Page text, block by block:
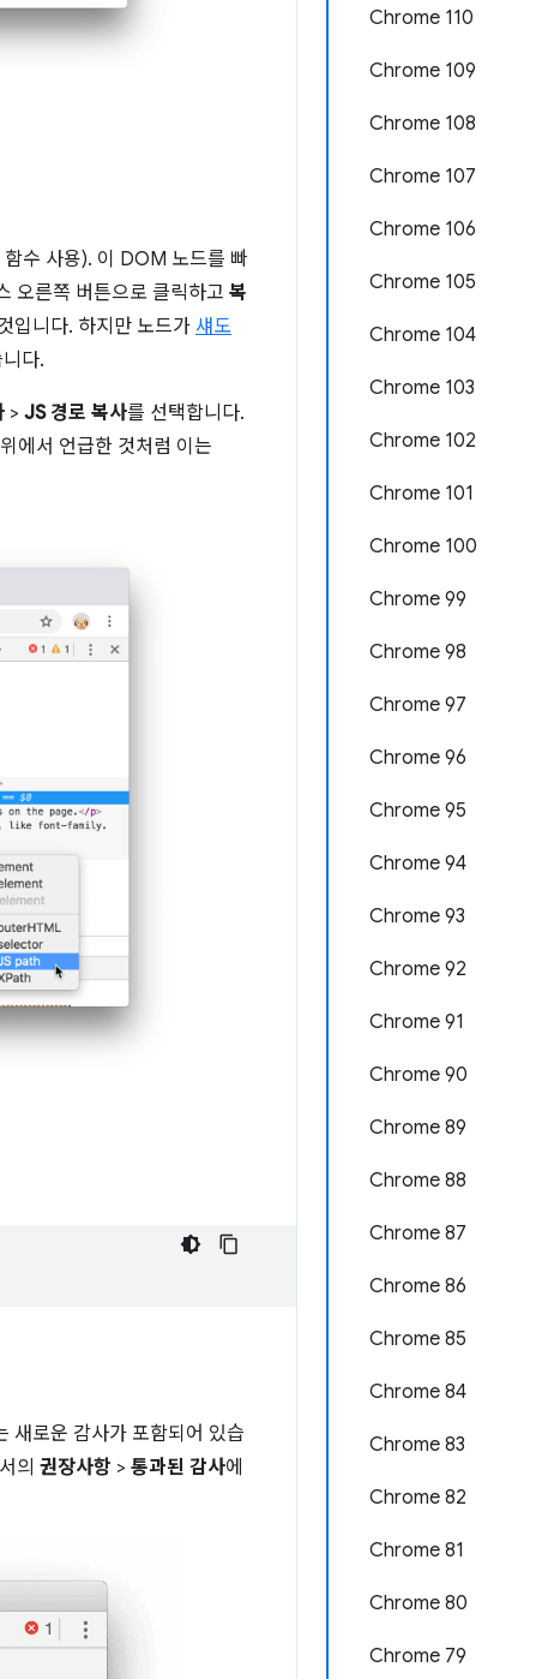
Chrome 110
Chrome 109
Chrome 108
Chrome 107
Chrome 106
Chrome 105
Chrome 104
Chrome 103
Chrome 102
Chrome 101
Chrome 100
Chrome 99
Chrome 98
Chrome 97
Chrome 96
Chrome 95
Chrome 94
Chrome 93
Chrome 92
Chrome 91
Chrome 90
Chrome 89
Chrome 88
Chrome 87
Chrome 86
Chrome 85
Chrome 84
Chrome 83
Chrome 82
Chrome 81
Chrome 80
Chrome 79
함수 사용). 이 DOM 노드를 빠
오른쪽 버튼으로 클릭하고 복
입니다. 하지만 노드가섀도
다.
> JS 경로 복사를 선택합니다.
에서 언급한 것처럼 이는
새로운 감사가 포함되어 있습
의 권장사항 > 통과된 감사에